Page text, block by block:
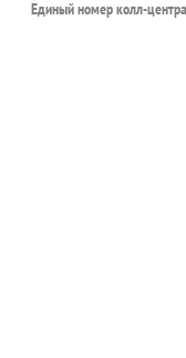
Единый номер колл-